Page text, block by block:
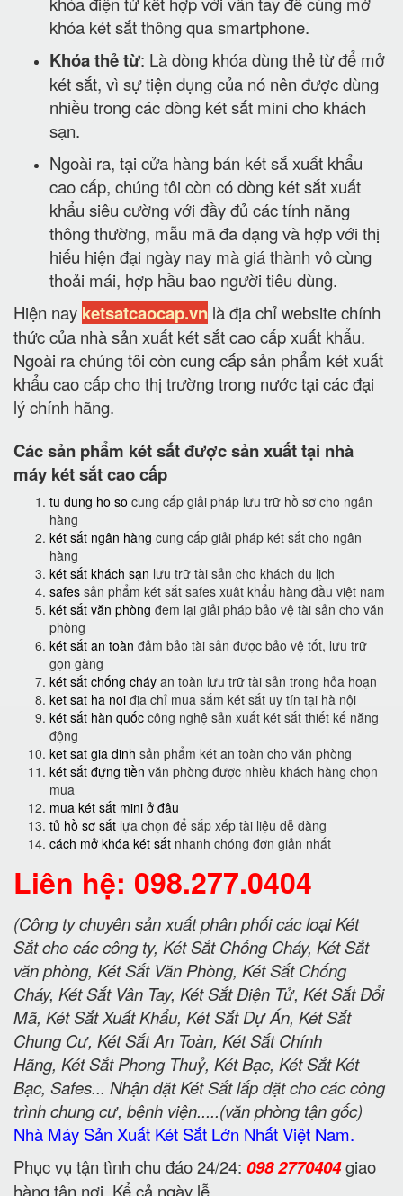
khóa két sắt thông qua smartphone.
Khóa thẻ từ: Là dòng khóa dùng thẻ từ để mở
két sắt, vì sự tiện dụng của nó nên được dùng
nhiều trong các dòng két sắt mini cho khách
sạn.
Ngoài ra, tại cửa hàng bán két sắ xuất khẩu
cao cấp, chúng tôi còn có dòng két sắt xuất
khẩu siêu cường với đầy đủ các tính năng
thông thường, mẫu mã đa dạng và hợp với thị
hiếu hiện đại ngày nay mà giá thành vô cùng
thoải mái, hợp hầu bao người tiêu dùng.
Hiện nay ketsatcaocap.vn là địa chỉ website chính
thức của nhà sản xuất két sắt cao cấp xuất khẩu.
Ngoài ra chúng tôi còn cung cấp sản phẩm két xuất
khẩu cao cấp cho thị trường trong nước tại các đại
lý chính hãng.
Các sản phẩm két sắt được sản xuất tại nhà
máy két sắt cao cấp
tu dung ho so cung cấp giải pháp lưu trữ hồ sơ cho ngân
hàng
két sắt ngân hàng cung cấp giải pháp két sắt cho ngân
hàng
két sắt khách sạn lưu trữ tài sản cho khách du lịch
safes sản phẩm két sắt safes xuât khẩu hàng đầu việt nam
két sắt văn phòng đem lại giải pháp bảo vệ tài sản cho văn
phòng
két sắt an toàn đảm bảo tài sản được bảo vệ tốt, lưu trữ
gọn gàng
két sắt chống cháy an toàn lưu trữ tài sản trong hỏa hoạn
ket sat ha noi địa chỉ mua sắm két sắt uy tín tại hà nội
két sắt hàn quốc công nghệ sản xuất két sắt thiết kế năng
động
ket sat gia dinh sản phẩm két an toàn cho văn phòng
két sắt đựng tiền văn phòng được nhiều khách hàng chọn
mua
mua két sắt mini ở đâu
tủ hồ sơ sắt lựa chọn để sắp xếp tài liệu dễ dàng
cách mở khóa két sắt nhanh chóng đơn giản nhất
Liên hệ: 098.277.0404
(Công ty chuyên sản xuất phân phối các loại Két
Sắt cho các công ty, Két Sắt Chống Cháy, Két Sắt
văn phòng, Két Sắt Văn Phòng, Két Sắt Chống
Cháy, Két Sắt Vân Tay, Két Sắt Điện Tử, Két Sắt Đổi
Mã, Két Sắt Xuất Khẩu, Két Sắt Dự Án, Két Sắt
Chung Cư, Két Sắt An Toàn, Két Sắt Chính
Hãng, Két Sắt Phong Thuỷ, Két Bạc, Két Sắt Két
Bạc, Safes... Nhận đặt Két Sắt lắp đặt cho các công
trình chung cư, bệnh viện.....(văn phòng tận gốc)
Nhà Máy Sản Xuất Két Sắt Lớn Nhất Việt Nam.
Phục vụ tận tình chu đáo 24/24: 098 2770404giao
hàng tận nơi. Kể cả ngày lễ.